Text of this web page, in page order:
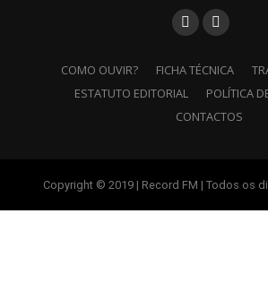
COMO OUVIR? FICHA TÉCNICA
ESTATUTO EDITORIAL
POLÍTICA
CONTACTOS
Copyright © 2019 | Record FM | Todos os